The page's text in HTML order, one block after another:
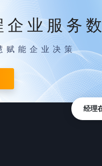
企业服务
赋能企业决策
经理